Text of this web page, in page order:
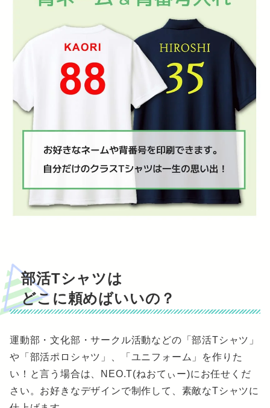
部活Tシャツは
どこに頼めばいいの？
運動部・文化部・サークル活動などの「部活Tシャツ」
や「部活ポロシャツ」、「ユニフォーム」を作りた
い！と言う場合は、NEO.T(ねおてぃー)にお任せくだ
さい。お好きなデザインで制作して、素敵なTシャツに